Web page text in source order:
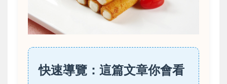
快速導覽：這篇文章你會看